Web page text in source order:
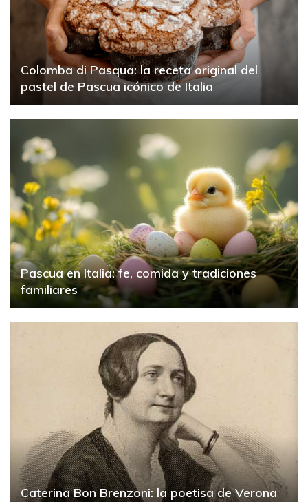
Colomba di Pasqua: la receta original del
pastel de Pascua icónico de Italia
Pascua en Italia: fe, comida y tradiciones
familiares
Caterina Bon Brenzoni: la poetisa de Verona